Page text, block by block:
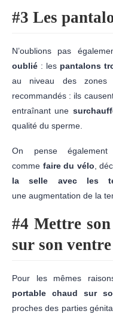
#3 Les
N’oublions pas
oublié : les pantalons
au niveau des zones
recommandés : ils
entraînant une
qualité du sperme.
On pense
comme faire du vélo,
la selle avec les
une augmentation de la
#4 Mettre
sur son ventre
Pour les mêmes
portable chaud sur
proches des parties